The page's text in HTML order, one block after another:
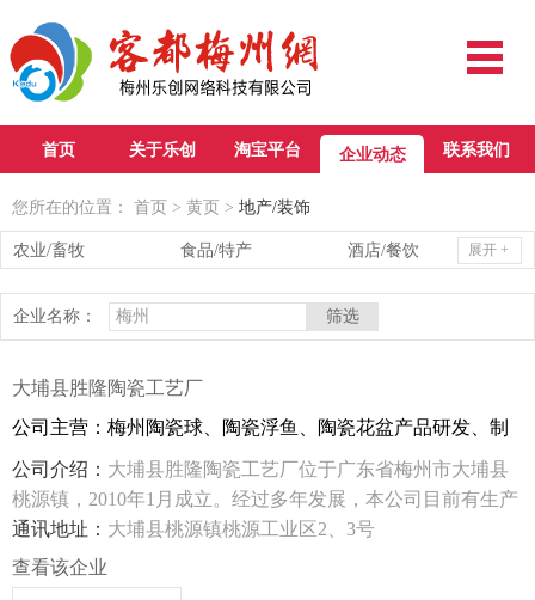
首页 关于乐创 淘宝平台 企业动态 联系我们
您所在的位置： 首页 > 黄页 > 地产/装饰
农业/畜牧 食品/特产
酒店/餐饮
政府/服务
工业/电子
展开 +
企业名称：
大埔县胜隆陶瓷工艺厂
公司主营：梅州陶瓷球、陶瓷浮鱼、陶瓷花盆产品研发、制
公司介绍： 大埔县胜隆陶瓷工艺厂位于广东省梅州市大埔县
桃源镇，2010年1月成立。经过多年发展，本公司目前有生产
厂房9000多平方米，有生产工人100多人，各类技术人员20多
人。我厂是集产品开发、工艺设计、生产销售于一体的民营
企业。主要生产：梅州陶瓷球、陶瓷浮鱼、陶瓷花盆等产品
通讯地址： 大埔县桃源镇桃源工业区2、3号
查看该企业